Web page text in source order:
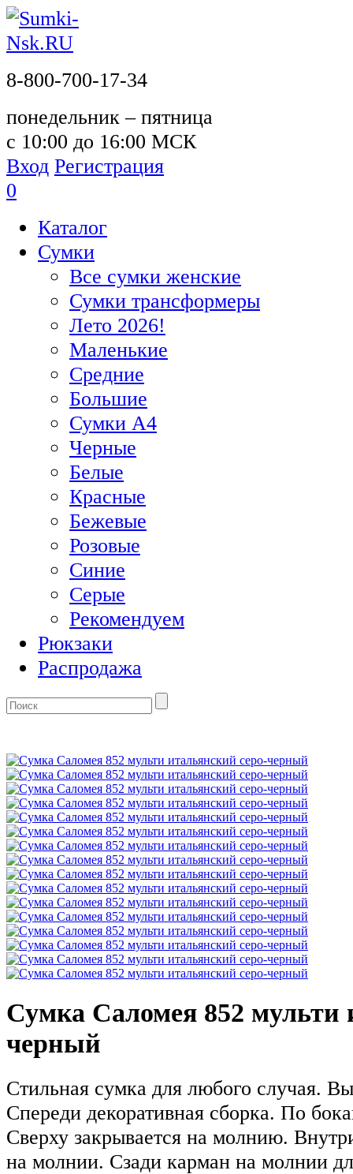
8-800-700-17-34
понедельник – пятница
с 10:00 до 16:00 МСК
Вход Регистрация
0
Каталог
Сумки
Все сумки женские
Сумки трансформеры
Лето 2026!
Маленькие
Средние
Большие
Сумки А4
Черные
Белые
Красные
Бежевые
Розовые
Синие
Серые
Рекомендуем
Рюкзаки
Распродажа
Сумка Саломея 852 мульти
черный
Стильная сумка для любого случая.
Спереди декоративная сборка. По
Сверху закрывается на молнию.
на молнии. Сзади карман на молнии